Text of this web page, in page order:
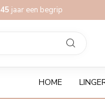
45 jaar een begrip
HOME